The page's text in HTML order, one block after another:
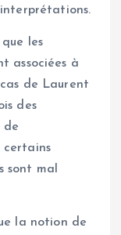
les
associées à
de Laurent
des
de
certains
sont mal
la notion de